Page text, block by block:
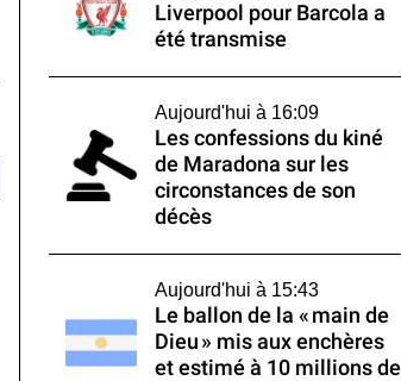
Liverpool pour Barcola a
été transmise
Aujourd'hui à 16:09
Les confessions du kiné
de Maradona sur les
circonstances de son
décès
Aujourd'hui à 15:43
Le ballon de la « main de
Dieu » mis aux enchères
et estimé à 10 millions de